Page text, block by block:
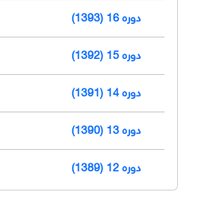
دوره 16 (1393)
دوره 15 (1392)
دوره 14 (1391)
دوره 13 (1390)
دوره 12 (1389)